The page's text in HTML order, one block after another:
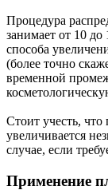
Процедура
занимает от 10
способа
(более точно
временной
Стоит учесть,
увеличивается
случае, если
Применение